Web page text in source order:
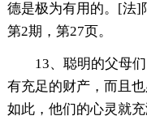
德是极为有用的。[法]
第2期，第27页。
13、聪明的父母
有充足的财产，而且
如此，他们的心灵就充